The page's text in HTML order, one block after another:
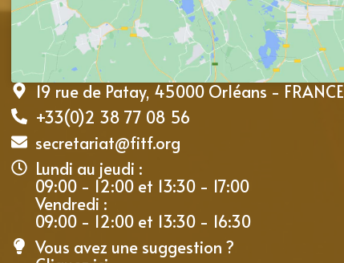
19 rue de Patay, 45000 Orléans - FRANCE
+33(0)2 38 77 08 56
secretariat@fitf.org
Lundi au jeudi :
09:00 - 12:00 et 13:30 - 17:00
Vendredi :
09:00 - 12:00 et 13:30 - 16:30
Vous avez une suggestion ?